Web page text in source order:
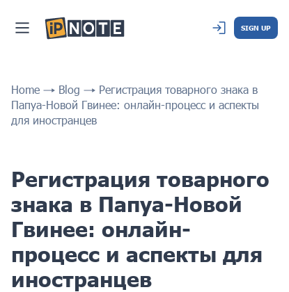
SIGN UP
Home Blog
Регистрация товарного знака в
Папуа-Новой Гвинее: онлайн-процесс и аспекты
для иностранцев
Регистрация товарного
знака в Папуа-Новой
Гвинее: онлайн-
процесс и аспекты для
иностранцев